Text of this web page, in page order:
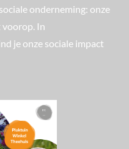
onderneming: onze
voorop. In
je onze sociale impact